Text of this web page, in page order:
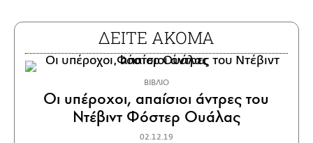
ΔΕΙΤΕ ΑΚΟΜΑ
ΒΙΒΛΙΟ
Οι υπέροχοι, απαίσιοι άντρες του
Ντέβιντ Φόστερ Ουάλας
02.12.19